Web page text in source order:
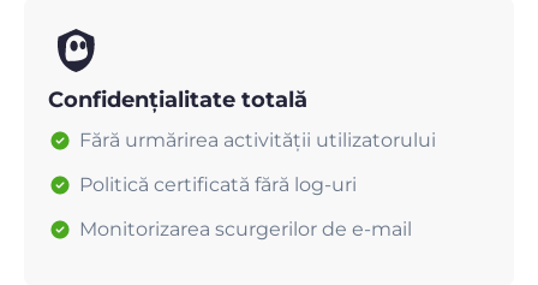
Confidențialitate totală
Fără urmărirea activității utilizatorului
Politică certificată fără log-uri
Monitorizarea scurgerilor de e-mail